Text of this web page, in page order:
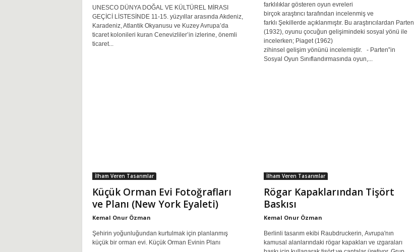
UNESCO DÜNYA DOĞAL VE KÜLTÜREL MİRASI
GEÇİCİ LİSTESİNDE 11-15. yüzyıllar arasında Akdeniz,
Karadeniz, Atlantik Okyanusu ve Kuzey Avrupa’da
ticaret kolonileri kuran Cenevizliler’in izlerine, önemli
ticaret...
farklılıklar gösteren oyun evreleri
birçok araştırıcı tarafından incelenmiş ve
farklı Şekillerde açıklanmıştır. Bu araştırıcılardan Parten
(1932), oyunu çocuğun gelişimindeki sosyal yönü ile
incelerken; Piaget (1962)
zihinsel gelişim yönünü incelemiştir. - Parten‟in
Sosyal Oyun Sınıflandırmasında oyun,...
İlham Veren Tasarımlar
Küçük Orman Evi Fotoğrafları
ve Planı (New York Eyaleti)
Kemal Onur Özman
Şehirin yoğunluğundan kurtulmak için planlanmış
küçük bir orman evi. Küçük Orman Evinin Planı
İlham Veren Tasarımlar
Rögar Kapaklarından Tişört
Baskısı
Kemal Onur Özman
Berlinli tasarım ekibi Raubdruckerin, Avrupa'nın
kamusal alanlarındaki rögar kapakları ve ızgaraları